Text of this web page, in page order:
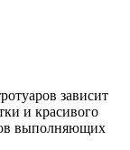
зависит
и красивого
выполняющих